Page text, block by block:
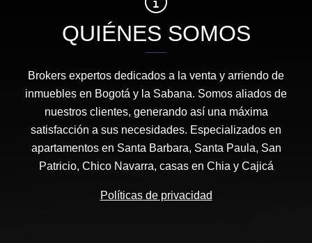
QUIÉNES SOMOS
Brokers expertos dedicados a la venta y arriendo de
inmuebles en Bogotá y la Sabana. Somos aliados de
nuestros clientes, generando así una máxima
satisfacción a sus necesidades. Especializados en
apartamentos en Santa Barbara, Santa Paula, San
Patricio, Chico Navarra, casas en Chia y Cajicá
Políticas de privacidad